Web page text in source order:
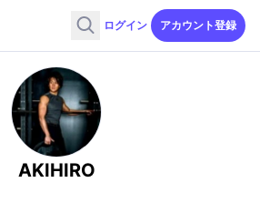
ログイン アカウント登録
AKIHIRO